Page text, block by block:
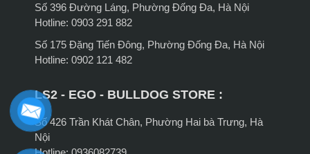
Số 396 Đường Láng, Phường Đống Đa, Hà Nội
Hotline: 0903 291 882
Số 175 Đặng Tiến Đông, Phường Đống Đa, Hà Nội
Hotline: 0902 121 482
LS2 - EGO - BULLDOG STORE :
Số 426 Trần Khát Chân, Phường Hai bà Trưng, Hà
Nội